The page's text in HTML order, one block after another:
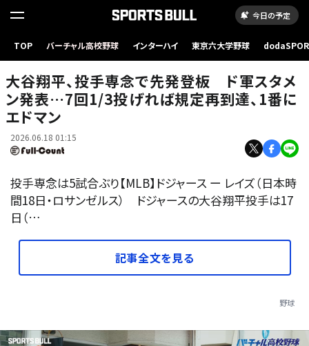
今日の予定
TOP バーチャル高校野球 インターハイ 東京六大学野球
ドジャース・大谷翔平【写真：黒澤崇】
大谷翔平、投手専念で先発登板 ド軍スタメ
ン発表…7回1/3投げれば規定再到達、1番に
エドマン
2026.06.18 01:15
投手専念は5試合ぶり【MLB】ドジャース ー レイズ（日本時
間18日・ロサンゼルス） ドジャースの大谷翔平投手は17
日（…
記事全文を見る
野球